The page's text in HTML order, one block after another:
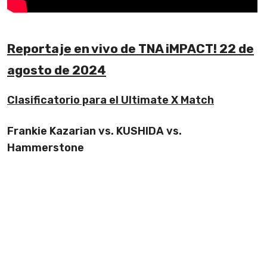
Reportaje en vivo de TNA iMPACT! 22 de
agosto de 2024
Clasificatorio para el Ultimate X Match
Frankie Kazarian vs. KUSHIDA vs.
Hammerstone